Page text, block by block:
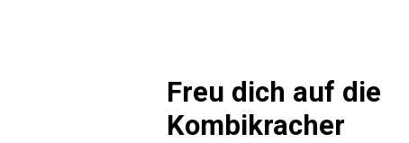
Freu dich auf die
Kombikracher